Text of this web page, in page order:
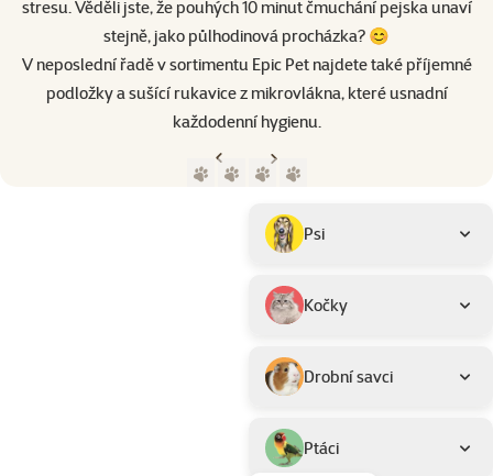
stresu. Věděli jste, že pouhých 10 minut čmuchání pejska unaví
stejně, jako půlhodinová procházka? 😊
V neposlední řadě v sortimentu Epic Pet najdete také příjemné
podložky a sušící rukavice z mikrovlákna, které usnadní
každodenní hygienu.
Předchozí stranaNásledující strana
Podkategorie
Psi
Kočky
Drobní savci
Ptáci